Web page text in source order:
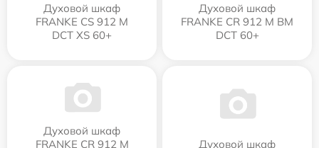
Духовой шкаф
FRANKE CS 912 M
DCT XS 60+
Духовой шкаф
FRANKE CR 912 M BM
DCT 60+
Духовой шкаф
FRANKE CR 912 M
Духовой шкаф